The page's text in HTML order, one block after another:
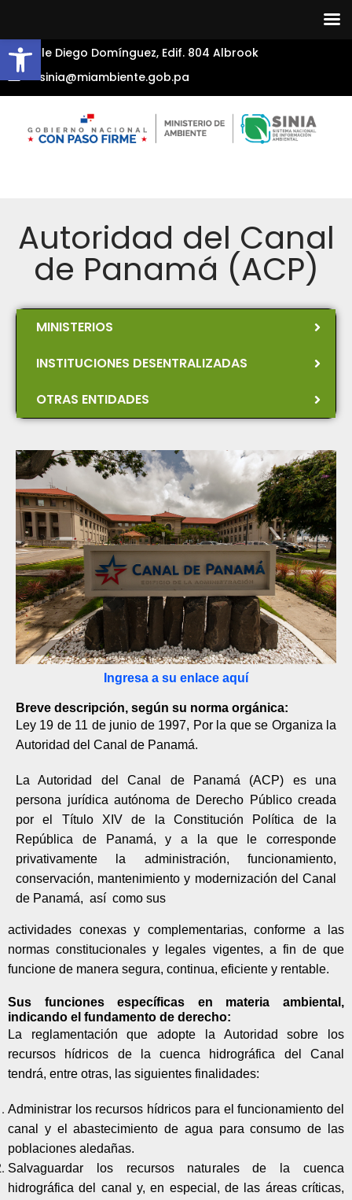
Abrir barra de herramientas
Calle Diego Domínguez, Edif. 804 Albrook
sinia@miambiente.gob.pa
Autoridad del Canal
de Panamá (ACP)
MINISTERIOS
INSTITUCIONES DESENTRALIZADAS
OTRAS ENTIDADES
Ingresa a su enlace aquí
Breve descripción, según su norma orgánica:
Ley 19 de 11 de junio de 1997, Por la que se Organiza la
Autoridad del Canal de Panamá.
La Autoridad del Canal de Panamá (ACP) es una
persona jurídica autónoma de Derecho Público creada
por el Título XIV de la Constitución Política de la
República de Panamá, y a la que le corresponde
privativamente la administración, funcionamiento,
conservación, mantenimiento y modernización del Canal
de Panamá, así como sus
actividades conexas y complementarias, conforme a las
normas constitucionales y legales vigentes, a fin de que
funcione de manera segura, continua, eficiente y rentable.
Sus funciones específicas en materia ambiental,
indicando el fundamento de derecho:
La reglamentación que adopte la Autoridad sobre los
recursos hídricos de la cuenca hidrográfica del Canal
tendrá, entre otras, las siguientes finalidades:
Administrar los recursos hídricos para el funcionamiento del
canal y el abastecimiento de agua para consumo de las
poblaciones aledañas.
Salvaguardar los recursos naturales de la cuenca
hidrográfica del canal y, en especial, de las áreas críticas,